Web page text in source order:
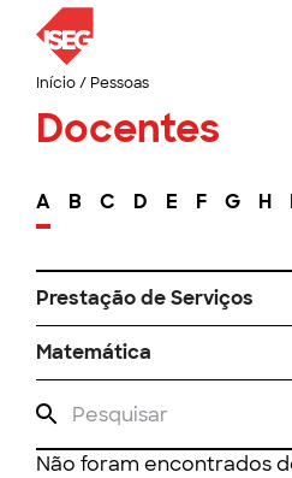
Início/ Pessoas
Docentes
A B C D E F G H
Prestação de Serviços
Matemática
Não foram encontrados